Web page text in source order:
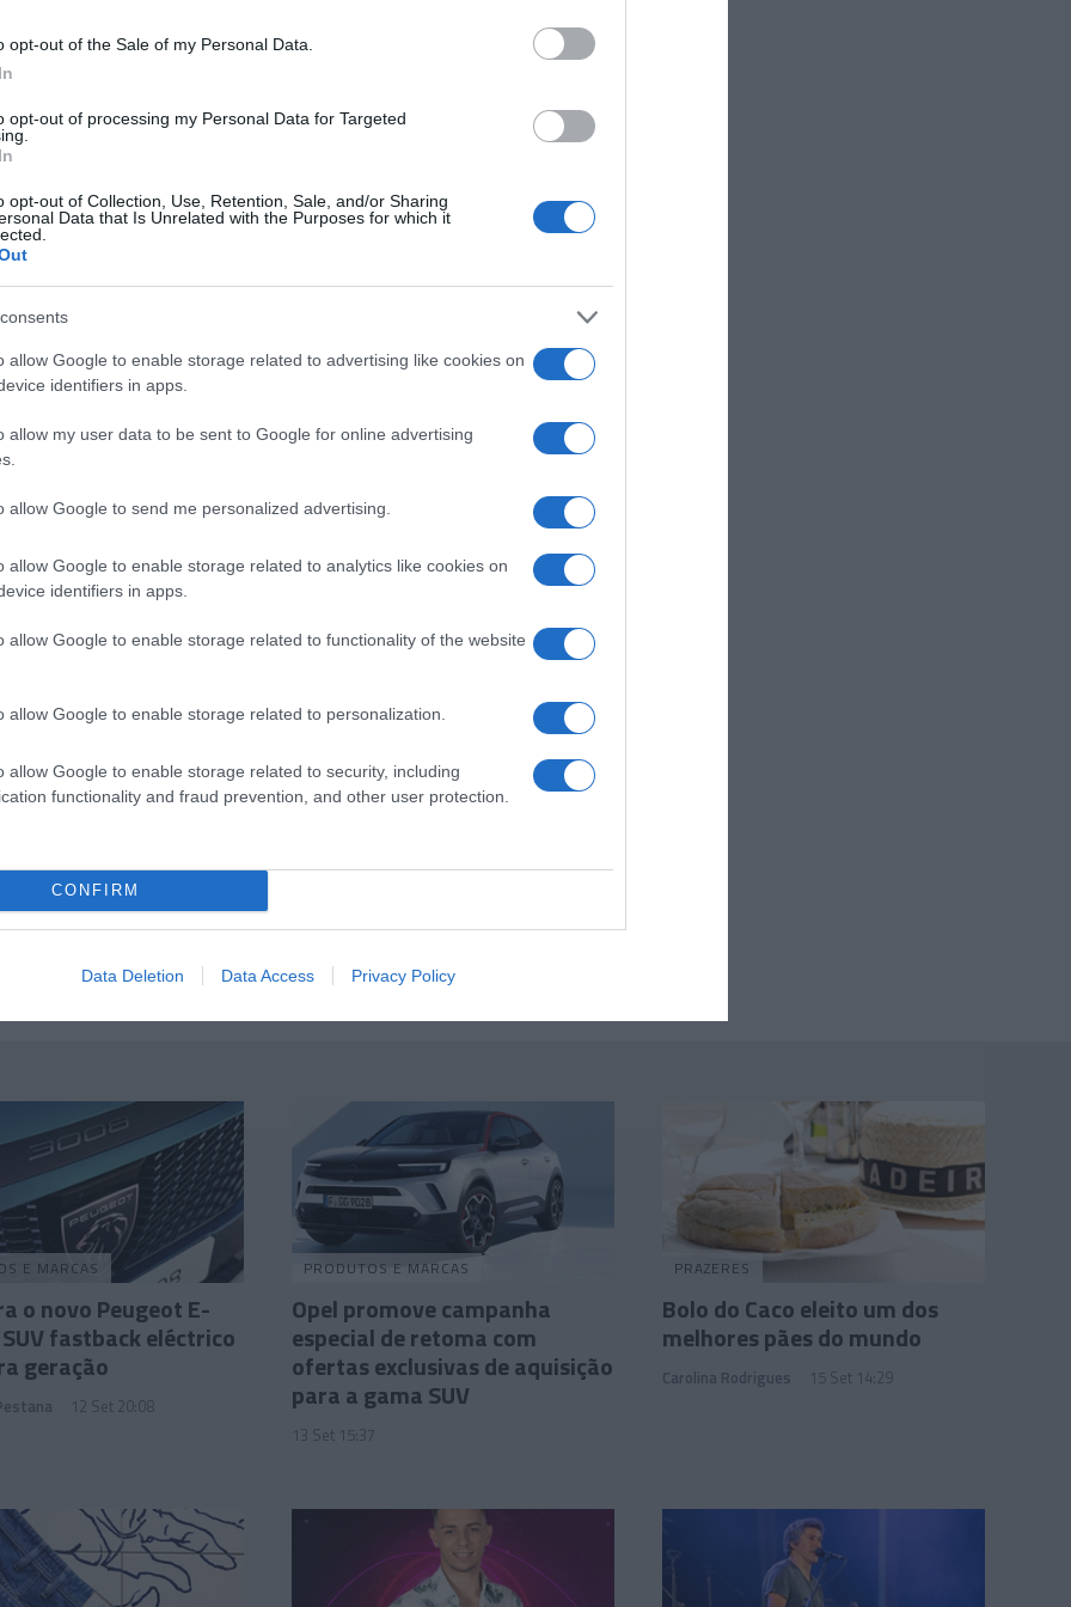
opt-out of the Sale of my Personal Data.
opt-out of processing my Personal Data for Targeted
opt-out of Collection, Use, Retention, Sale, and/or Sharing
Data that Is Unrelated with the Purposes for which it
allow Google to enable storage related to advertising like cookies on
identifiers in apps.
allow my user data to be sent to Google for online advertising
allow Google to send me personalized advertising.
allow Google to enable storage related to analytics like cookies on
identifiers in apps.
allow Google to enable storage related to functionality of the website
allow Google to enable storage related to personalization.
allow Google to enable storage related to security, including
functionality and fraud prevention, and other user protection.
CONFIRM
Data Deletion Data Access Privacy Policy
de 1949, o 2 CV era um pequeno
de 9 cv, com 375 cc de cilindrada,
velocidade máxima de 50 km/h. A
com um veículo económico e
conquistaram rapidamente uma grande
sucesso pode também ser atribuído à
como aos seus bancos amovíveis, à sua
o facto de ser ultra económico, o
Em 1950, as encomendas
chegavam aos 6 anos", refere nota à
do 2 CV, lançadas em França e em
as quais o Spot, o Charleston e o
modificações, como o lançamento do
2 CV AU) em 1951, e depois o 2 CV
de 12 cv e a famosa embraiagem
E MARCAS
o novo Peugeot E-
fastback eléctrico
geração
12 Set 20:08
PRODUTOS E MARCAS
Opel promove campanha
especial de retoma com
ofertas exclusivas de aquisição
para a gama SUV
13 Set 15:37
PRAZERES
Bolo do Caco eleito um dos
melhores pães do mundo
Carolina Rodrigues 15 Set 14:29